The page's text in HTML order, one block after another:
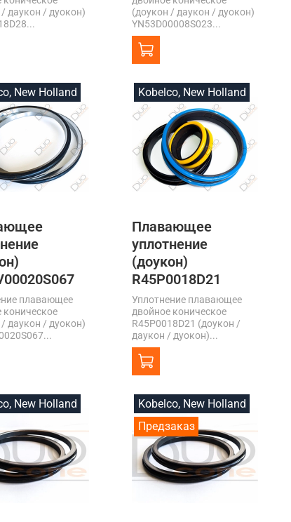
даукон / дуокон)
(доукон / даукон / дуокон)
YN53D00008S023...
New Holland
плавающее
коническое
даукон / дуокон)
Kobelco, New Holland
Плавающее
уплотнение
(доукон)
R45P0018D21
Уплотнение плавающее
двойное коническое
R45P0018D21 (доукон /
даукон / дуокон)...
New Holland
Kobelco, New Holland
Предзаказ